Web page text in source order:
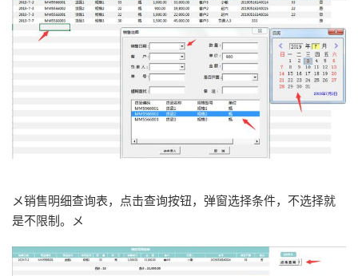
メ销售明细查询表，点击查询按钮，弹窗选择条件，不选择就
是不限制。メ